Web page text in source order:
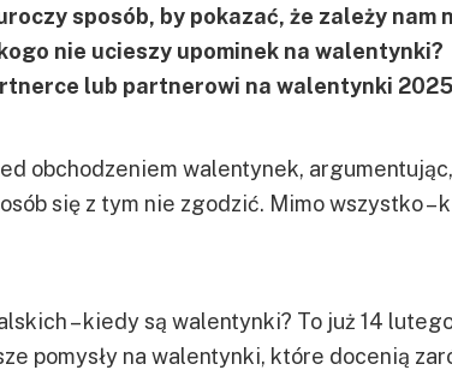
sposób, by pokazać, że zależy nam
nie ucieszy upominek na walentynki?
lub partnerowi na walentynki
obchodzeniem walentynek,
się z tym nie zgodzić. Mimo wszystko –
– kiedy są walentynki? To już 14
pomysły na walentynki, które docenią